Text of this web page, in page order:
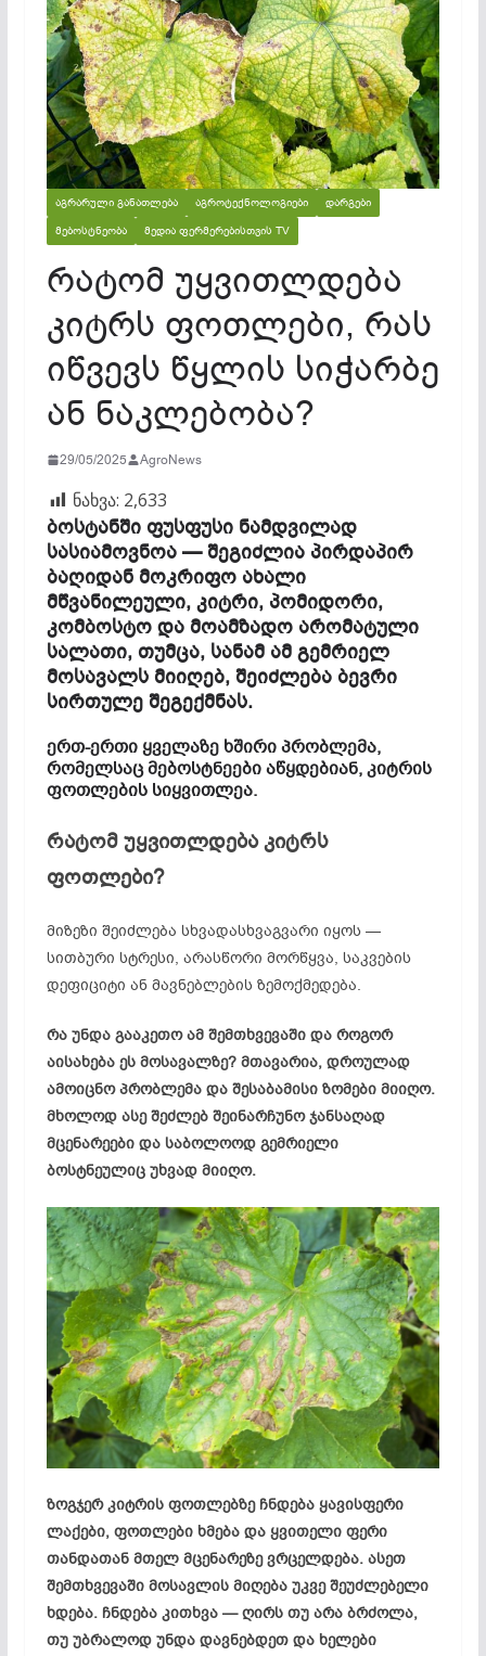
ᲐᲒᲠᲐᲠᲣᲚᲘ ᲒᲐᲜᲐᲗᲚᲔᲑᲐ ᲐᲒᲠᲝᲢᲔᲥᲜᲝᲚᲝᲒᲘᲔᲑᲘ
ᲓᲐᲠᲒᲔᲑᲘ
ᲛᲔᲑᲝᲡᲢᲜᲔᲝᲑᲐ
ᲛᲔᲓᲘᲐ ᲤᲔᲠᲛᲔᲠᲔᲑᲘᲡᲗᲕᲘᲡ TV
რატომ უყვითლდება
კიტრს ფოთლები, რას
იწვევს წყლის სიჭარბე
ან ნაკლებობა?
29/05/2025 AgroNews
ნახვა: 2,633
ბოსტანში ფუსფუსი ნამდვილად
სასიამოვნოა — შეგიძლია პირდაპირ
ბაღიდან მოკრიფო ახალი
მწვანილეული, კიტრი, პომიდორი,
კომბოსტო და მოამზადო არომატული
სალათი, თუმცა, სანამ ამ გემრიელ
მოსავალს მიიღებ, შეიძლება ბევრი
სირთულე შეგექმნას.
ერთ-ერთი ყველაზე ხშირი პრობლემა,
რომელსაც მებოსტნეები აწყდებიან, კიტრის
ფოთლების სიყვითლეა.
რატომ უყვითლდება კიტრს
ფოთლები?
მიზეზი შეიძლება სხვადასხვაგვარი იყოს —
სითბური სტრესი, არასწორი მორწყვა, საკვების
დეფიციტი ან მავნებლების ზემოქმედება.
რა უნდა გააკეთო ამ შემთხვევაში და როგორ
აისახება ეს მოსავალზე? მთავარია, დროულად
ამოიცნო პრობლემა და შესაბამისი ზომები მიიღო.
მხოლოდ ასე შეძლებ შეინარჩუნო ჯანსაღად
მცენარეები და საბოლოოდ გემრიელი
ბოსტნეულიც უხვად მიიღო.
ზოგჯერ კიტრის ფოთლებზე ჩნდება ყავისფერი
ლაქები, ფოთლები ხმება და ყვითელი ფერი
თანდათან მთელ მცენარეზე ვრცელდება. ასეთ
შემთხვევაში მოსავლის მიღება უკვე შეუძლებელი
ხდება. ჩნდება კითხვა — ღირს თუ არა ბრძოლა,
თუ უბრალოდ უნდა დავნებდეთ და ხელები